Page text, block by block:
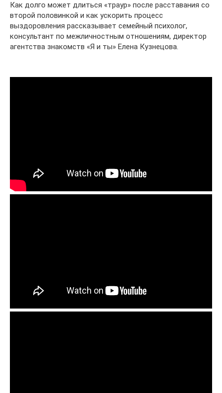
Как долго может длиться «траур» после расставания со
второй половинкой и как ускорить процесс
выздоровления рассказывает семейный психолог,
консультант по межличностным отношениям, директор
агентства знакомств «Я и ты» Елена Кузнецова.